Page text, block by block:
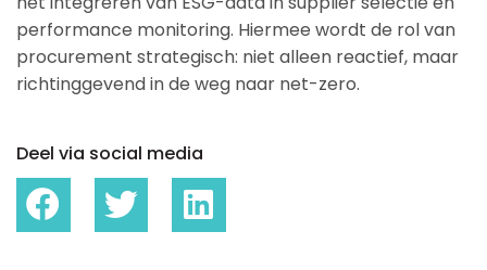
performance monitoring. Hiermee wordt de rol van
procurement strategisch: niet alleen reactief, maar
richtinggevend in de weg naar net-zero.
Deel via social media